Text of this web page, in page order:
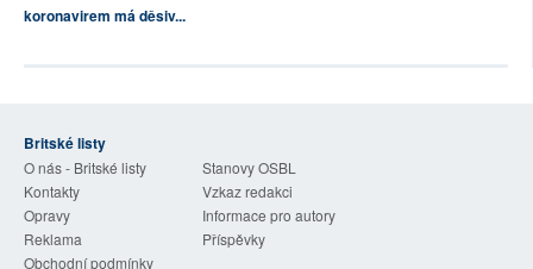
koronavirem má děsiv...
Britské listy
O nás - Britské listy
Stanovy OSBL
Kontakty
Vzkaz redakci
Opravy
Informace pro autory
Reklama
Příspěvky
Obchodní podmínky